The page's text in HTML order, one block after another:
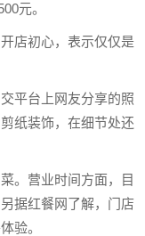
元。
店初心，表示仅仅是
平台上网友分享的照
纸装饰，在细节处还
。营业时间方面，目
据红餐网了解，门店
验。